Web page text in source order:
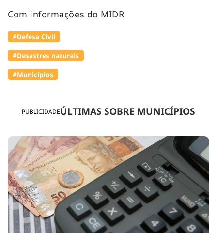
PUBLICIDADEÚLTIMAS SOBRE MUNICÍPIOS
Com informações do MIDR
#Defesa Civil
#Desastres naturais
#Municípios